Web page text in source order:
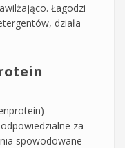
Łagodzi
działa
-
za
spowodowane